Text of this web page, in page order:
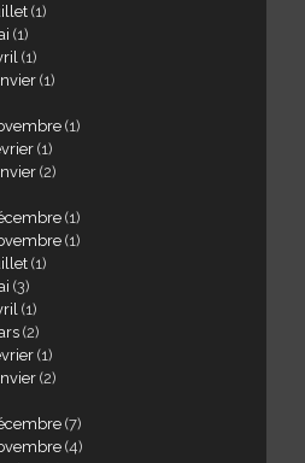
(1)
(1)
(1)
(1)
(1)
(1)
(2)
(1)
(1)
(1)
(3)
(1)
(2)
(1)
(2)
(7)
(4)